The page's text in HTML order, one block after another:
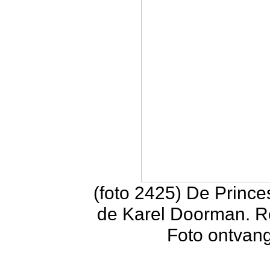
(foto 2425) De
de Karel Doorman.
Foto